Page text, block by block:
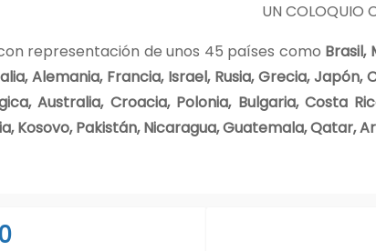
UN COLOQUIO
representación de unos 45 países como Brasil,
Alemania, Francia, Israel, Rusia, Grecia, Japón,
Australia, Croacia, Polonia, Bulgaria, Costa
Kosovo, Pakistán, Nicaragua, Guatemala, Qatar,